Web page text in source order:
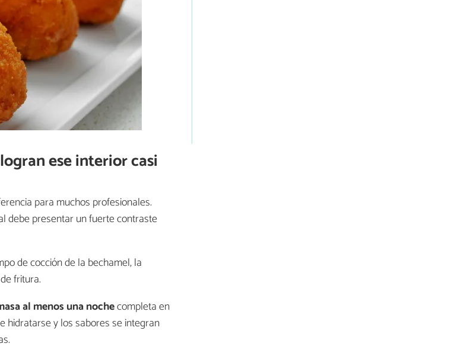
ese interior casi
para muchos profesionales.
debe presentar un fuerte contraste
de cocción de la bechamel, la
fritura.
al menos una nochecompleta en
hidratarse y los sabores se integran